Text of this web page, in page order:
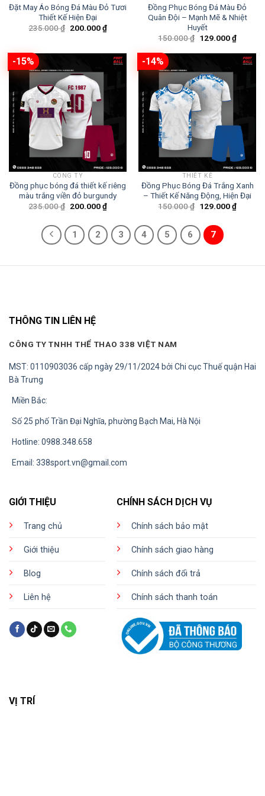
Đặt May Áo Bóng Đá Màu Đỏ Tươi
Thiết Kế Hiện Đại
235.000₫ Giá
200.000₫Giá
hiện
200.000 ₫.
Đồng Phục Bóng Đá Màu Đỏ
Quân Đội – Mạnh Mẽ & Nhiệt
Huyết
150.000₫ Giá
là:
129.000₫Giá
hiện
tại
là:
-15%
CÔNG TY
Đồng phục bóng đá thiết kế riêng
màu trắng viền đỏ burgundy
235.000₫ Giá
235.000 ₫.
200.000₫Giá
hiện
là:
200.000 ₫.
-14%
THIẾT KẾ
Đồng Phục Bóng Đá Trắng Xanh
– Thiết Kế Năng Động, Hiện Đại
150.000₫ Giá
150.000 ₫.
129.000₫Giá
hiện
1 2 3 4 5 6 7
THÔNG TIN LIÊN HỆ
CÔNG TY TNHH THỂ THAO 338 VIỆT NAM
MST: 0110903036 cấp ngày 29/11/2024 bởi Chi cục Thuế quận Hai
Bà Trưng
Miền Bắc:
Số 25 phố Trần Đại Nghĩa, phường Bạch Mai, Hà Nội
Hotline: 0988.348.658
Email: 338sport.vn@gmail.com
GIỚI THIỆU
Trang chủ
Giới thiệu
Blog
Liên hệ
CHÍNH SÁCH DỊCH VỤ
Chính sách bảo mật
Chính sách giao hàng
Chính sách đổi trả
Chính sách thanh toán
VỊ TRÍ